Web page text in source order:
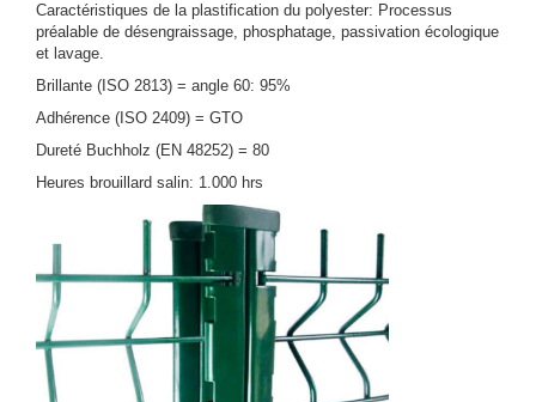
Caractéristiques de la plastification du polyester: Processus
préalable de désengraissage, phosphatage, passivation écologique
et lavage.
Brillante (ISO 2813) = angle 60: 95%
Adhérence (ISO 2409) = GTO
Dureté Buchholz (EN 48252) = 80
Heures brouillard salin: 1.000 hrs